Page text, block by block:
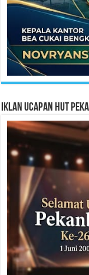
Iklan Ucapan HUT